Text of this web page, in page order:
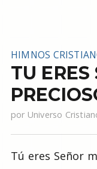
HIMNOS
TU ERES
por Universo
Tú eres Señor